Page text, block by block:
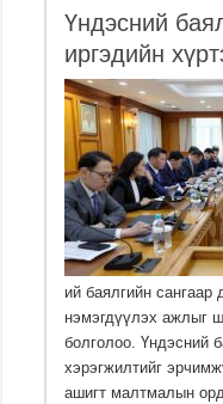
Үндэсний
иргэдийн
ий баялгийн сангаар
нэмэгдүүлэх ажлыг
болголоо. Үндэсний
хэрэгжилтийг
ашигт малтмалын